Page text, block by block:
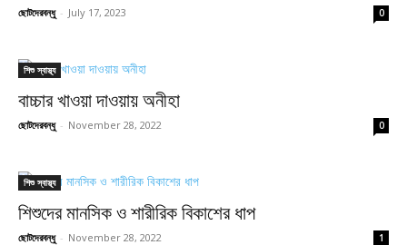
ছোটদেরবন্ধু - July 17, 2023 0
শিশু স্বাস্থ্য
বাচ্চার খাওয়া দাওয়ায় অনীহা
ছোটদেরবন্ধু - November 28, 2022 0
শিশু স্বাস্থ্য
শিশুদের মানসিক ও শারীরিক বিকাশের ধাপ
ছোটদেরবন্ধু - November 28, 2022 1